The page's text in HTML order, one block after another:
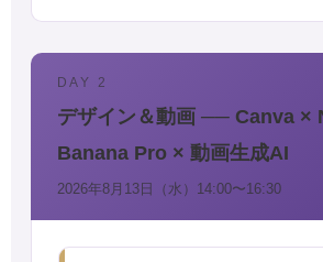
DAY 2
デザイン＆動画 ── Canva ×
Banana Pro × 動画生成AI
2026年8月13日（水）14:00〜16:30